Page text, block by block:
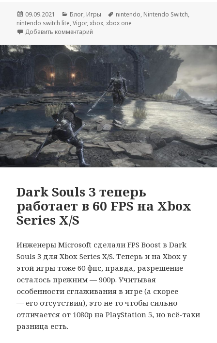
Опубликовано
09.09.2021 Рубрики
Блог, Игры Метки
nintendo, Nintendo Switch,
nintendo switch lite,Vigor,xbox,xbox one
Добавить комментарий
Dark Souls 3 теперь
работает в 60 FPS на Xbox
Series X/S
Инженеры Microsoft сделали FPS Boost в Dark
Souls 3 для Xbox Series X/S. Теперь и на Xbox у
этой игры тоже 60 фпс, правда, разрешение
осталось прежним — 900р. Учитывая
особенности сглаживания в игре (а скорее
— его отсутствия), это не то чтобы сильно
отличается от 1080p на PlayStation 5, но всё-таки
разница есть.